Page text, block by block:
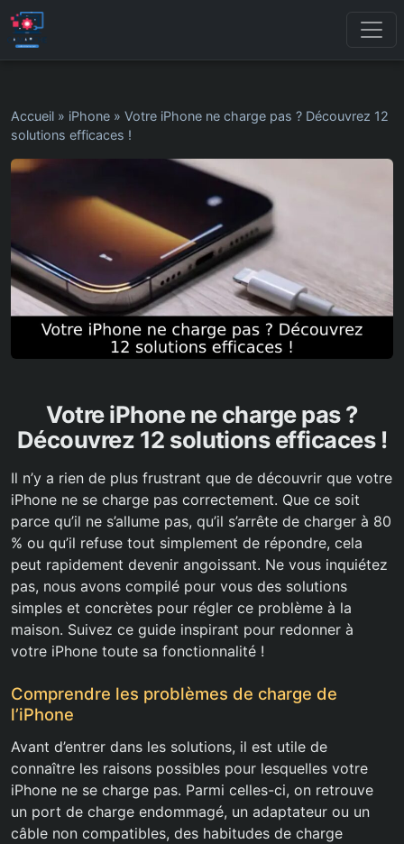
Accueil » iPhone » Votre iPhone ne charge pas ? Découvrez 12
solutions efficaces !
Votre iPhone ne charge pas ?
Découvrez 12 solutions efficaces !
Il n’y a rien de plus frustrant que de découvrir que votre
iPhone ne se charge pas correctement. Que ce soit
parce qu’il ne s’allume pas, qu’il s’arrête de charger à 80
% ou qu’il refuse tout simplement de répondre, cela
peut rapidement devenir angoissant. Ne vous inquiétez
pas, nous avons compilé pour vous des solutions
simples et concrètes pour régler ce problème à la
maison. Suivez ce guide inspirant pour redonner à
votre iPhone toute sa fonctionnalité !
Comprendre les problèmes de charge de
l’iPhone
Avant d’entrer dans les solutions, il est utile de
connaître les raisons possibles pour lesquelles votre
iPhone ne se charge pas. Parmi celles-ci, on retrouve
un port de charge endommagé, un adaptateur ou un
câble non compatibles, des habitudes de charge